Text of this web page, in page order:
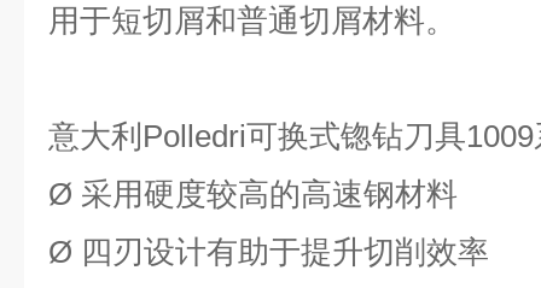
用于短切屑和普通切屑材料。
意大利 Polledri可换式锪钻刀具
Ø 采用硬度较高的高速钢材料
Ø 四刃设计有助于提升切削效率